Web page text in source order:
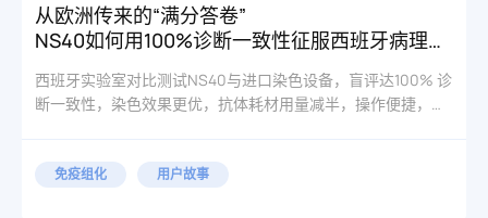
从欧洲传来的“满分答卷”
NS40如何用100%诊断一致性征服西班牙病理实
西班牙实验室对比测试NS40与进口染色设备，盲评达100% 诊
断一致性，染色效果更优，抗体耗材用量减半，操作便捷，适
免疫组化 用户故事